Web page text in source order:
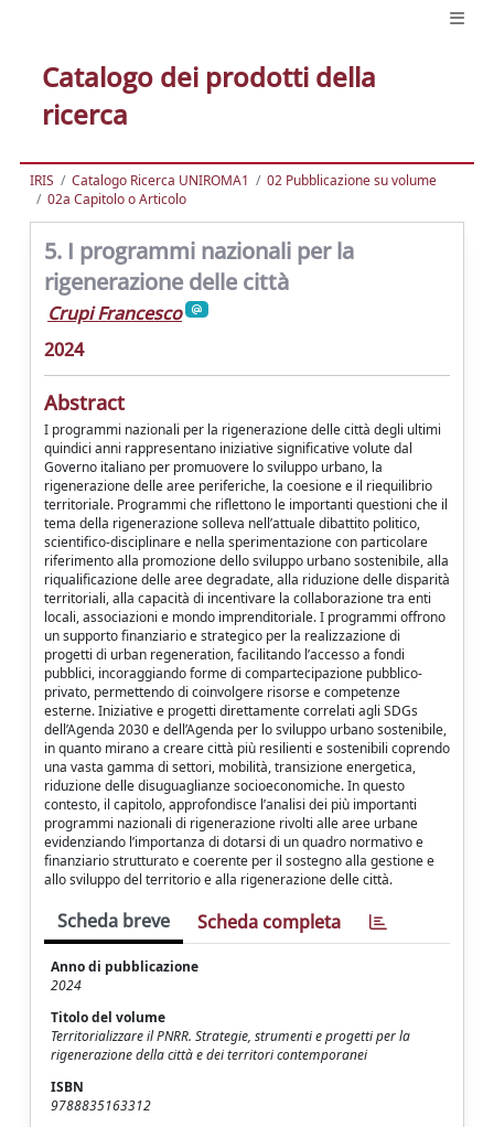
Catalogo dei prodotti della
ricerca
IRIS Catalogo Ricerca UNIROMA1
02 Pubblicazione su volume
02a Capitolo o Articolo
5. I programmi nazionali per la
rigenerazione delle città
Crupi Francesco
2024
Abstract
I programmi nazionali per la rigenerazione delle città degli ultimi
quindici anni rappresentano iniziative significative volute dal
Governo italiano per promuovere lo sviluppo urbano, la
rigenerazione delle aree periferiche, la coesione e il riequilibrio
territoriale. Programmi che riflettono le importanti questioni che il
tema della rigenerazione solleva nell’attuale dibattito politico,
scientifico-disciplinare e nella sperimentazione con particolare
riferimento alla promozione dello sviluppo urbano sostenibile, alla
riqualificazione delle aree degradate, alla riduzione delle disparità
territoriali, alla capacità di incentivare la collaborazione tra enti
locali, associazioni e mondo imprenditoriale. I programmi offrono
un supporto finanziario e strategico per la realizzazione di
progetti di urban regeneration, facilitando l’accesso a fondi
pubblici, incoraggiando forme di compartecipazione pubblico-
privato, permettendo di coinvolgere risorse e competenze
esterne. Iniziative e progetti direttamente correlati agli SDGs
dell’Agenda 2030 e dell’Agenda per lo sviluppo urbano sostenibile,
in quanto mirano a creare città più resilienti e sostenibili coprendo
una vasta gamma di settori, mobilità, transizione energetica,
riduzione delle disuguaglianze socioeconomiche. In questo
contesto, il capitolo, approfondisce l’analisi dei più importanti
programmi nazionali di rigenerazione rivolti alle aree urbane
evidenziando l’importanza di dotarsi di un quadro normativo e
finanziario strutturato e coerente per il sostegno alla gestione e
allo sviluppo del territorio e alla rigenerazione delle città.
Scheda breve Scheda completa
Anno di pubblicazione
2024
Titolo del volume
Territorializzare il PNRR. Strategie, strumenti e progetti per la
rigenerazione della città e dei territori contemporanei
ISBN
9788835163312